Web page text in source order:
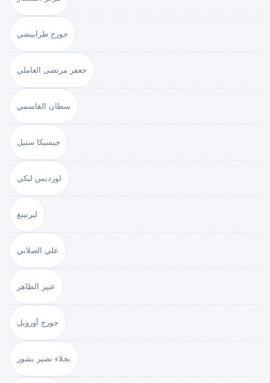
جورج طرابيشي
جعفر مرتضى العاملي
سطان القاسمي
جيسيكا ستيل
لورديس لبكي
ليرنينغ
علي الصلابي
عبير الطاهر
جورج أورويل
نجلاء نصير بشور